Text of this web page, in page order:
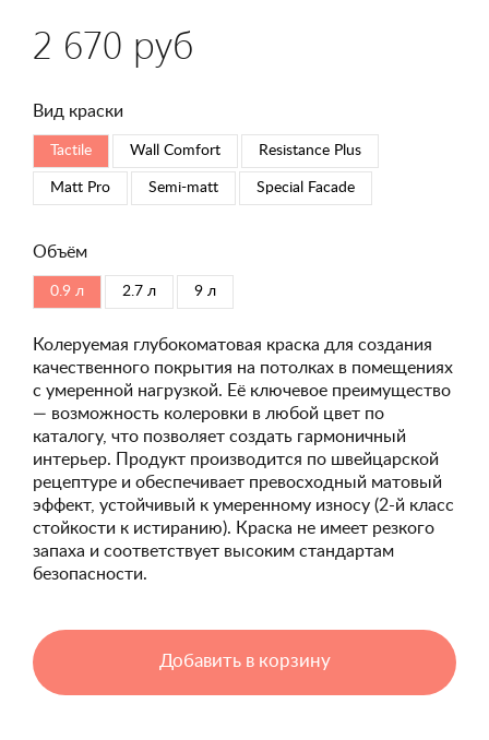
2 670 руб
Вид краски
Tactile Wall Comfort Resistance Plus
Matt Pro Semi-matt Special Faсade
Объём
0.9 л 2.7 л 9 л
Колеруемая глубокоматовая краска для создания
качественного покрытия на потолках в помещениях
с умеренной нагрузкой. Её ключевое преимущество
— возможность колеровки в любой цвет по
каталогу, что позволяет создать гармоничный
интерьер. Продукт производится по швейцарской
рецептуре и обеспечивает превосходный матовый
эффект, устойчивый к умеренному износу (2-й класс
стойкости к истиранию). Краска не имеет резкого
запаха и соответствует высоким стандартам
безопасности.
Добавить в корзину